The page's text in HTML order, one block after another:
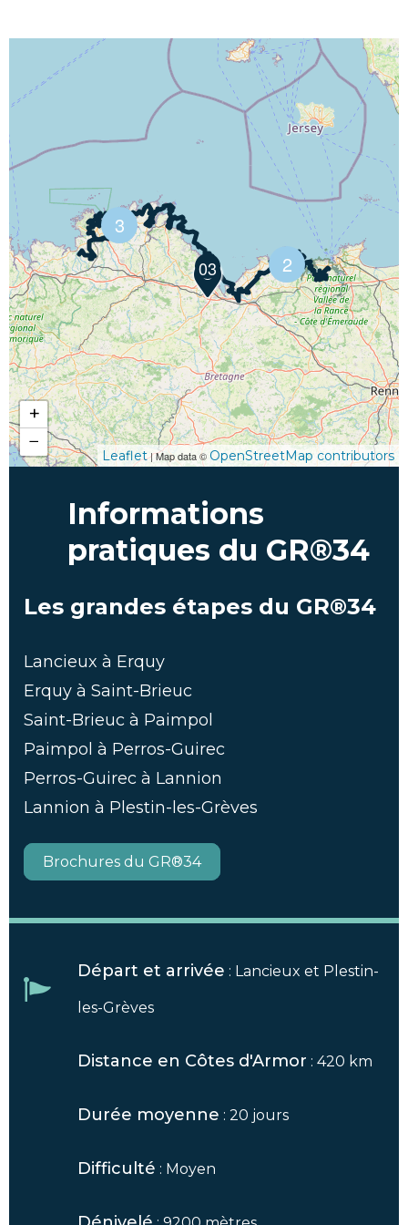
3
03 2
+
−
Leaflet| Map data ©OpenStreetMap contributors
Chargement carte itinérance...
Informations
pratiques du GR®34
Les grandes étapes du GR®34
Lancieux à Erquy
Erquy à Saint-Brieuc
Saint-Brieuc à Paimpol
Paimpol à Perros-Guirec
Perros-Guirec à Lannion
Lannion à Plestin-les-Grèves
Brochures du GR®34
Départ et arrivée : Lancieux et Plestin-
les-Grèves
Distance en Côtes d'Armor : 420 km
Durée moyenne : 20 jours
Difficulté : Moyen